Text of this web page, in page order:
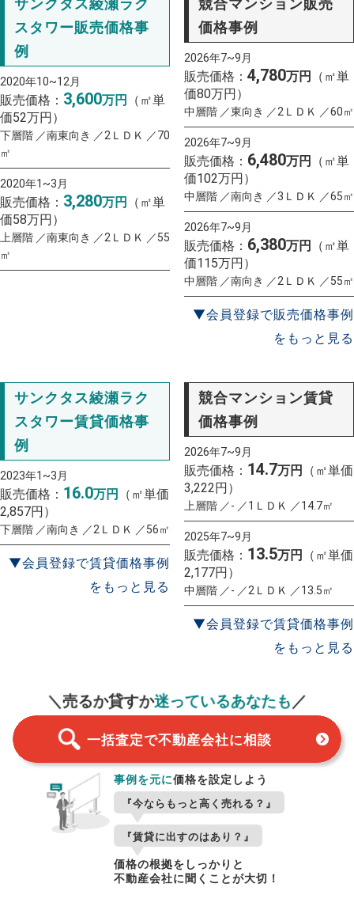
スタワー販売価格事
例
2020年10~12月
販売価格： 3,600万円
（㎡単
価52万円）
下層階 ／南東向き ／2ＬＤＫ ／70
㎡
2020年1~3月
販売価格： 3,280万円
（㎡単
価58万円）
上層階 ／南東向き ／2ＬＤＫ ／55
㎡
価格事例
2026年7~9月
販売価格： 4,780万円
（㎡単
価80万円）
中層階 ／東向き ／2ＬＤＫ ／60㎡
2026年7~9月
販売価格： 6,480万円
（㎡単
価102万円）
中層階 ／南向き ／3ＬＤＫ ／65㎡
2026年7~9月
販売価格： 6,380万円
（㎡単
価115万円）
中層階 ／南向き ／2ＬＤＫ ／55㎡
▼会員登録で販売価格事例
をもっと見る
サンクタス綾瀬ラク
スタワー賃貸価格事
例
2023年1~3月
販売価格： 16.0万円
（㎡単価
2,857円）
下層階 ／南向き ／2ＬＤＫ ／56㎡
▼会員登録で賃貸価格事例
をもっと見る
競合マンション賃貸
価格事例
2026年7~9月
販売価格： 14.7万円
（㎡単価
3,222円）
上層階 ／- ／1ＬＤＫ ／14.7㎡
2025年7~9月
販売価格： 13.5万円
（㎡単価
2,177円）
中層階 ／- ／2ＬＤＫ ／13.5㎡
▼会員登録で賃貸価格事例
をもっと見る
＼売るか貸すか迷っているあなたも ／
一括査定で不動産会社に相談
事例を元に価格を設定しよう
『今ならもっと高く売れる？』
『賃貸に出すのはあり？』
価格の根拠をしっかりと
不動産会社に聞くことが大切！